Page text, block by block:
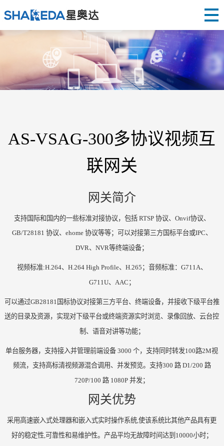
AS-VSAG-300多协议视频互
联网关
网关简介
支持国际和国内的一些标准对接协议，包括 RTSP 协议、Onvif协议、
GB/T28181 协议、ehome 协议等等；可以对接第三方国标平台或IPC、
DVR、NVR等终端设备；
视频标准:H.264、H.264 High Profile、H.265；音频标准：G711A、
G711U、AAC；
可以通过GB28181国标协议对接第三方平台、终端设备，并接收下级平台推
送的目录及资源，实现对下级平台或终端资源实时浏览、录像回放、云台控
制、语音对讲等功能；
单台服务器，支持接入并管理前端设备 3000 个，支持同时转发100路2M视
频流，支持高标清视频源混合调用、并发预览。支持300 路 D1/200 路
720P/100 路 1080P 并发；
网关优势
采用高速嵌入式处理器和嵌入式实时操作系统,使该系统比其他产品具有更
好的稳定性,可靠性和易维护性。产品平均无故障时间达到10000小时；